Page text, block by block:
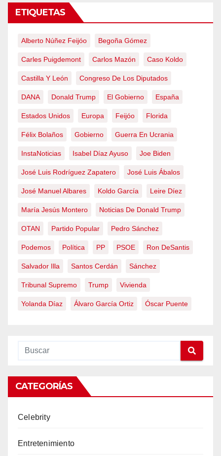
ETIQUETAS
Alberto Núñez Feijóo Begoña Gómez
Carles Puigdemont Carlos Mazón Caso Koldo
Castilla Y León Congreso De Los Diputados
DANA Donald Trump El Gobierno España
Estados Unidos Europa Feijóo Florida
Félix Bolaños Gobierno Guerra En Ucrania
InstaNoticias Isabel Díaz Ayuso Joe Biden
José Luis Rodríguez Zapatero José Luis Ábalos
José Manuel Albares Koldo García Leire Díez
María Jesús Montero Noticias De Donald Trump
OTAN Partido Popular Pedro Sánchez
Podemos Política PP PSOE Ron DeSantis
Salvador Illa Santos Cerdán Sánchez
Tribunal Supremo Trump Vivienda
Yolanda Díaz Álvaro García Ortiz Óscar Puente
CATEGORÍAS
Celebrity
Entretenimiento